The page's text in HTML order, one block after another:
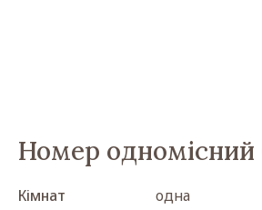
Номер одномісний
Кімнат
одна